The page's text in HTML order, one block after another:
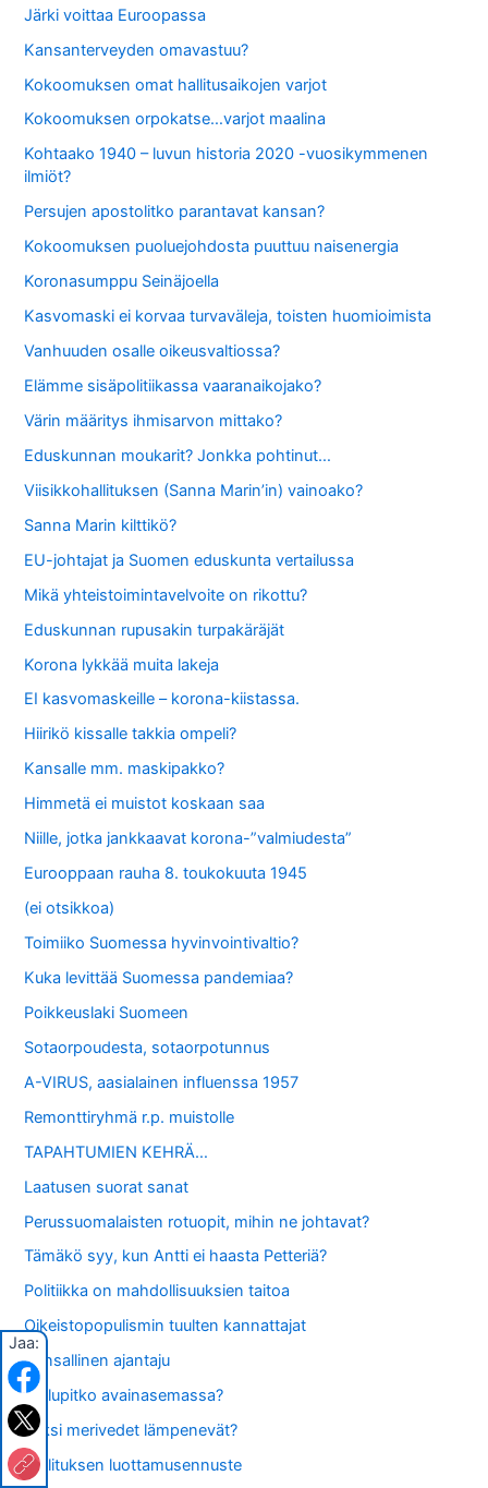
Järki voittaa Euroopassa
Kansanterveyden omavastuu?
Kokoomuksen omat hallitusaikojen varjot
Kokoomuksen orpokatse…varjot maalina
Kohtaako 1940 – luvun historia 2020 -vuosikymmenen
ilmiöt?
Persujen apostolitko parantavat kansan?
Kokoomuksen puoluejohdosta puuttuu naisenergia
Koronasumppu Seinäjoella
Kasvomaski ei korvaa turvaväleja, toisten huomioimista
Vanhuuden osalle oikeusvaltiossa?
Elämme sisäpolitiikassa vaaranaikojako?
Värin määritys ihmisarvon mittako?
Eduskunnan moukarit? Jonkka pohtinut…
Viisikkohallituksen (Sanna Marin’in) vainoako?
Sanna Marin kilttikö?
EU-johtajat ja Suomen eduskunta vertailussa
Mikä yhteistoimintavelvoite on rikottu?
Eduskunnan rupusakin turpakäräjät
Korona lykkää muita lakeja
EI kasvomaskeille – korona-kiistassa.
Hiirikö kissalle takkia ompeli?
Kansalle mm. maskipakko?
Himmetä ei muistot koskaan saa
Niille, jotka jankkaavat korona-”valmiudesta”
Eurooppaan rauha 8. toukokuuta 1945
(ei otsikkoa)
Toimiiko Suomessa hyvinvointivaltio?
Kuka levittää Suomessa pandemiaa?
Poikkeuslaki Suomeen
Sotaorpoudesta, sotaorpotunnus
A-VIRUS, aasialainen influenssa 1957
Remonttiryhmä r.p. muistolle
TAPAHTUMIEN KEHRÄ…
Laatusen suorat sanat
Perussuomalaisten rotuopit, mihin ne johtavat?
Tämäkö syy, kun Antti ei haasta Petteriä?
Politiikka on mahdollisuuksien taitoa
Oikeistopopulismin tuulten kannattajat
Kansallinen ajantaju
Gallupitko avainasemassa?
Miksi merivedet lämpenevät?
Hallituksen luottamusennuste
Jaa: